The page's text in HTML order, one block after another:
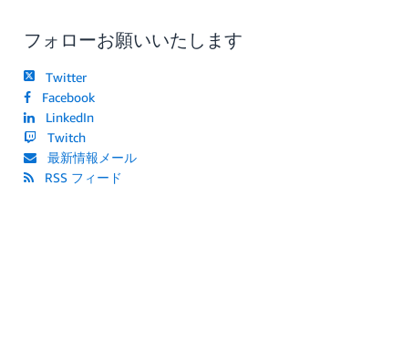
フォローお願いいたします
Twitter
Facebook
LinkedIn
Twitch
最新情報メール
RSS フィード